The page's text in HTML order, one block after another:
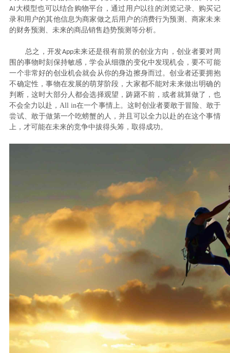
AI 大模型也可以结合购物平台，通过用户以往的浏览记录、购买记
录和用户的其他信息为商家做之后用户的消费行为预测、商家未来
的财务预测、未来的商品销售趋势预测等分析。
总之，开发App未来还是很有前景的创业方向，创业者要对周
围的事物时刻保持敏感，学会从细微的变化中发现机会，要不可能
一个非常好的创业机会就会从你的身边擦身而过。创业者还要拥抱
不确定性，事物在发展的萌芽阶段，大家都不能对未来做出明确的
判断，这时大部分人都会选择观望，踌躇不前，或者就算做了，也
不会全力以赴， All in在一个事情上。这时创业者要敢于冒险、敢于
尝试、敢于做第一个吃螃蟹的人，并且可以全力以赴的在这个事情
上，才可能在未来的竞争中拔得头筹，取得成功。